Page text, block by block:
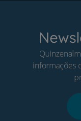
informações